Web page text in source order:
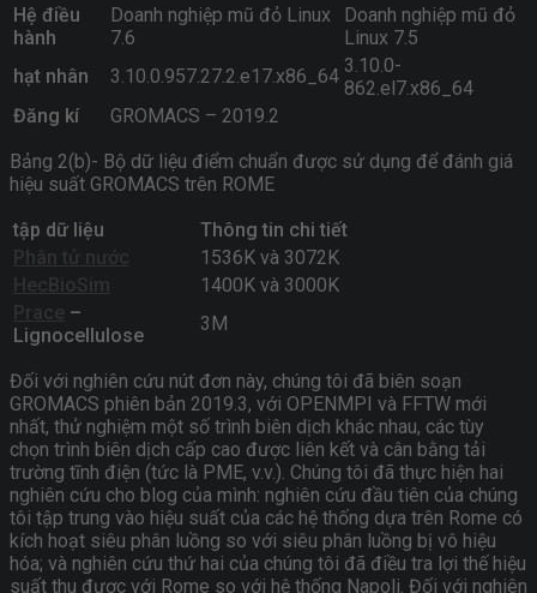
Hệ điều
hành
Doanh nghiệp mũ đỏ Linux
7.6
Doanh nghiệp mũ đỏ
Linux 7.5
hạt nhân
3.10.0.957.27.2.e17.x86_64 3.10.0-
862.el7.x86_64
Đăng kí
GROMACS – 2019.2
Bảng 2(b)- Bộ dữ liệu điểm chuẩn được sử dụng để đánh giá
hiệu suất GROMACS trên ROME
tập dữ liệu
Thông tin chi tiết
Phân tử nước
1536K và 3072K
HecBioSim
1400K và 3000K
Prace –
Lignocellulose
3M
Đối với nghiên cứu nút đơn này, chúng tôi đã biên soạn
GROMACS phiên bản 2019.3, với OPENMPI và FFTW mới
nhất, thử nghiệm một số trình biên dịch khác nhau, các tùy
chọn trình biên dịch cấp cao được liên kết và cân bằng tải
trường tĩnh điện (tức là PME, v.v.). Chúng tôi đã thực hiện hai
nghiên cứu cho blog của mình: nghiên cứu đầu tiên của chúng
tôi tập trung vào hiệu suất của các hệ thống dựa trên Rome có
kích hoạt siêu phân luồng so với siêu phân luồng bị vô hiệu
hóa; và nghiên cứu thứ hai của chúng tôi đã điều tra lợi thế hiệu
suất thu được với Rome so với hệ thống Napoli. Đối với nghiên